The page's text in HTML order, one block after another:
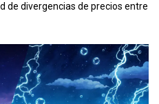
de divergencias de precios entre